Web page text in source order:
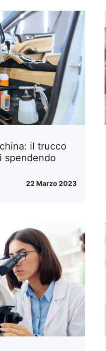
il trucco
spendendo
22 Marzo 2023